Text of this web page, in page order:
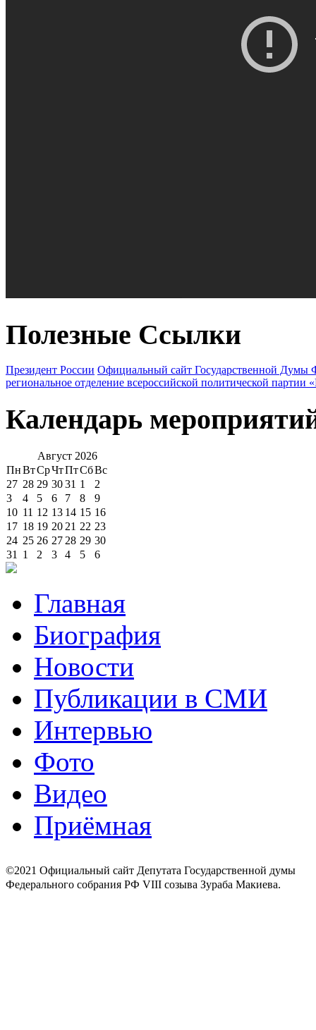
Полезные Ссылки
Президент России Официальный сайт Государственной Думы
региональное отделение всероссийской политической партии
Календарь
Август 2026
ПнВтСрЧтПтСбВс
27 28 29 3031 1
2
3
4 5 6 7 8
9
10 11 12 13 14 15 16
17 18 19 20 21 22 23
24 25 26 27 28 29 30
31
1 2 3 4 5 6
Главная
Биография
Новости
Публикации в СМИ
Интервью
Фото
Видео
Приёмная
©2021 Официальный сайт Депутата Государственной думы
Федерального собрания РФ VIII созыва Зураба Макиева.